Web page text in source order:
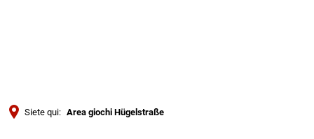
Siete qui: Area giochi Hügelstraße